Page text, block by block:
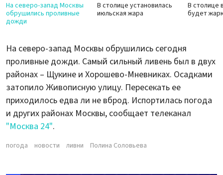
На северо-запад Москвы
обрушились проливные
дожди
В столице установилась
июльская жара
В столице
будет
На северо-запад Москвы обрушились сегодня
проливные дожди. Самый сильный ливень был в двух
районах – Щукине и Хорошево-Мневниках. Осадками
затопило Живописную улицу. Пересекать ее
приходилось едва ли не вброд. Испортилась погода
и других районах Москвы, сообщает телеканал
"Москва 24".
погода новости ливни Полина Соловьева